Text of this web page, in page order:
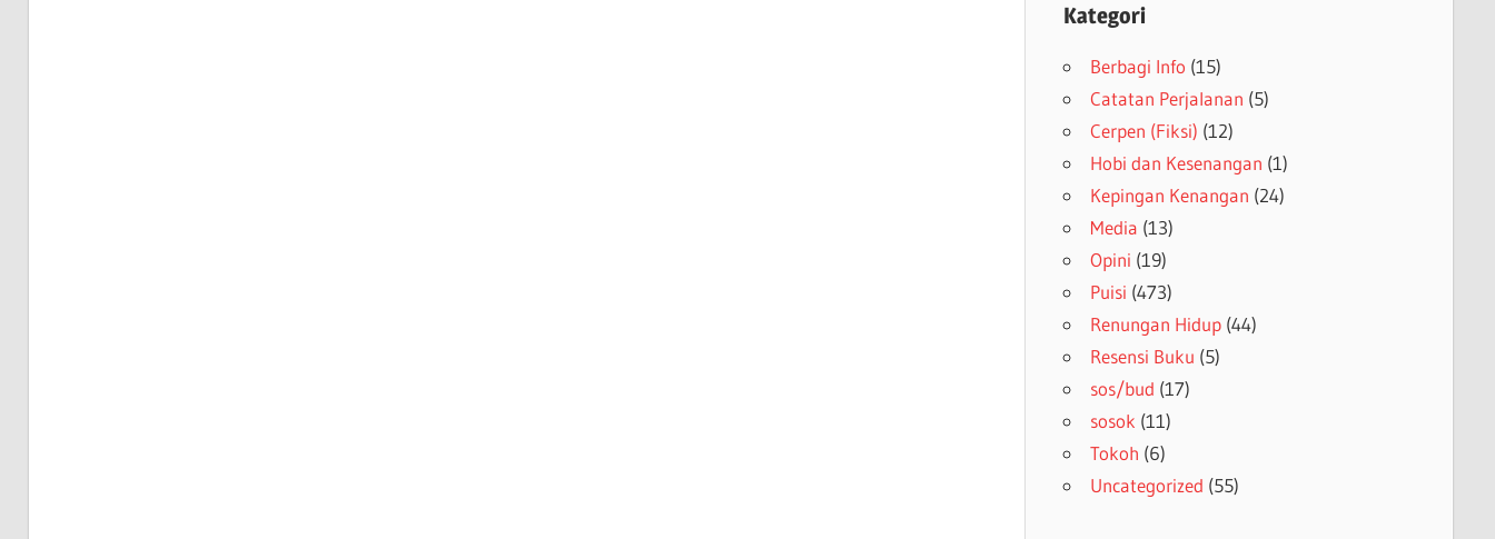
Kategori
Berbagi Info (15)
Catatan Perjalanan (5)
Cerpen (Fiksi) (12)
Hobi dan Kesenangan (1)
Kepingan Kenangan (24)
Media (13)
Opini (19)
Puisi (473)
Renungan Hidup(44)
Resensi Buku (5)
sos/bud (17)
sosok (11)
Tokoh (6)
Uncategorized (55)